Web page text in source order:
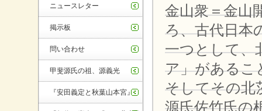
金山衆＝金山
ろ、古代日本
一つとして、
ア」があるこ
そしてその北
源氏佐竹氏の
ニュースレター
掲示板
問い合わせ
甲斐源氏の祖、源義光
『安田義定と秋葉山本宮』